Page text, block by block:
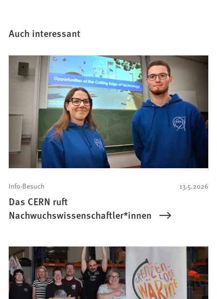
Auch interessant
13.5.2026
Info-Besuch
Das CERN ruft
Nachwuchswissenschaftler*innen